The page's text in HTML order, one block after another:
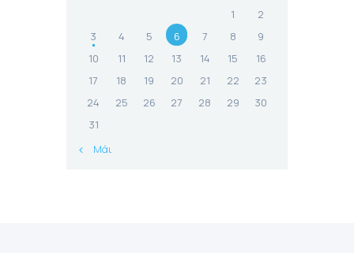
1
2
3
4 5 6 7 8
9
10
11 12 13 14 15
16
17
18 19 20 21 22
23
24
25 26 27 28 29
30
31
« Μάι